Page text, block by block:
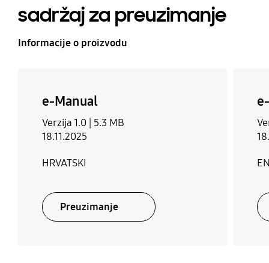
inteligentnym domem to dodatkowe atuty.
Nowoczesny, minimalistyczny wygląd sprawia, że
doskonały wybór dla wymagających użytkowników,
sadržaj za preuzimanje
Informacije o proizvodu
e-Manual
Verzija 1.0 | 5.3 MB
18.11.2025
HRVATSKI
Preuzimanje